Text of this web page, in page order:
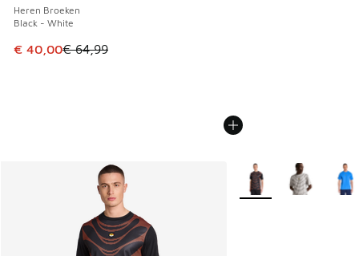
Heren Broeken
Black - White
Dit artikel is in de uitverkoop. Dit artikel is in de
€ 40,00€ 64,99
Meer kleuren